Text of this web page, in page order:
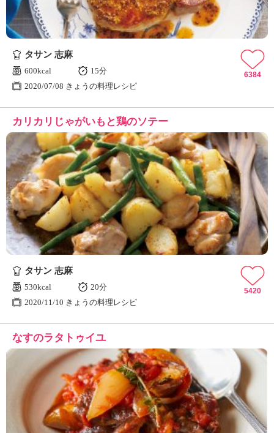
シ
ョ
ナ
ん
の
き
ょ
う
の
料
理
」
タサン 志麻
600kcal
15分
2020/07/08 きょうの料理レシピ
6384
カリカリじゃがいもと鶏のソテー
タサン 志麻
530kcal
20分
2020/11/10 きょうの料理レシピ
5420
なすのラタトゥイユ